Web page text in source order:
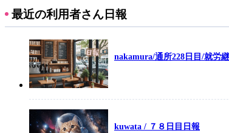
最近の利用者さん日報
nakamura/通所228日目/就労
kuwata / ７８日目日報